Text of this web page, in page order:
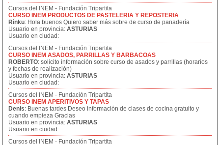
Cursos del INEM - Fundación Tripartita
CURSO INEM PRODUCTOS DE PASTELERIA Y REPOSTERIA
Rínku: Hola buenos Quiero saber más sobre de curso de panadería
Usuario en provincia: ASTURIAS
Usuario en ciudad:
Cursos del INEM - Fundación Tripartita
CURSO INEM ASADOS, PARRILLAS Y BARBACOAS
ROBERTO: solicito información sobre curso de asados y parrillas (horarios
y fechas de realización)
Usuario en provincia: ASTURIAS
Usuario en ciudad:
Cursos del INEM - Fundación Tripartita
CURSO INEM APERITIVOS Y TAPAS
Denis: Buenas tardes Deseo información de clases de cocina gratuito y
cuando empieza Gracias
Usuario en provincia: ASTURIAS
Usuario en ciudad:
Cursos del INEM - Fundación Tripartita